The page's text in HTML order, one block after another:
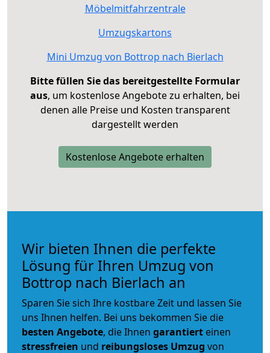
Möbelmitfahrzentrale
Umzugskartons
Mini Umzug von Bottrop nach Bierlach
Bitte füllen Sie das bereitgestellte Formular
aus, um kostenlose Angebote zu erhalten, bei
denen alle Preise und Kosten transparent
dargestellt werden
Kostenlose Angebote erhalten
Wir bieten Ihnen die perfekte
Lösung für Ihren Umzug von
Bottrop nach Bierlach an
Sparen Sie sich Ihre kostbare Zeit und lassen Sie
uns Ihnen helfen. Bei uns bekommen Sie die
besten Angebote, die Ihnen garantiert einen
stressfreien und reibungsloses Umzug von